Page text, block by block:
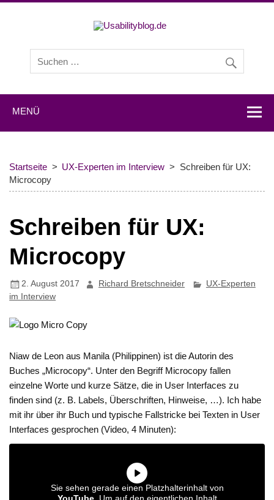
Experten zu den Themen Usability und User Experience.
MENÜ
Startseite UX-Experten im Interview
Schreiben für UX:
Microcopy
Schreiben für UX:
Microcopy
2. August 2017 Richard Bretschneider
UX-Experten
im Interview
Niaw de Leon aus Manila (Philippinen) ist die Autorin des
Buches „Microcopy“. Unter den Begriff Microcopy fallen
einzelne Worte und kurze Sätze, die in User Interfaces zu
finden sind (z. B. Labels, Überschriften, Hinweise, …). Ich habe
mit ihr über ihr Buch und typische Fallstricke bei Texten in User
Interfaces gesprochen (Video, 4 Minuten):
Sie sehen gerade einen Platzhalterinhalt von